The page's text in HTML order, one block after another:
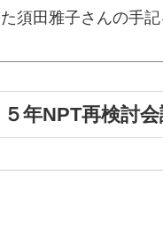
須田雅子さんの手記
５年NPT再検討